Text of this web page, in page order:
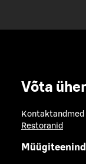
Võta
Restoranid